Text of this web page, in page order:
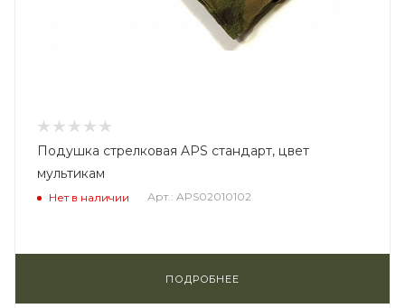
Подушка стрелковая APS стандарт, цвет
мультикам
Нет в наличии Арт.: APS02010102
ПОДРОБНЕЕ